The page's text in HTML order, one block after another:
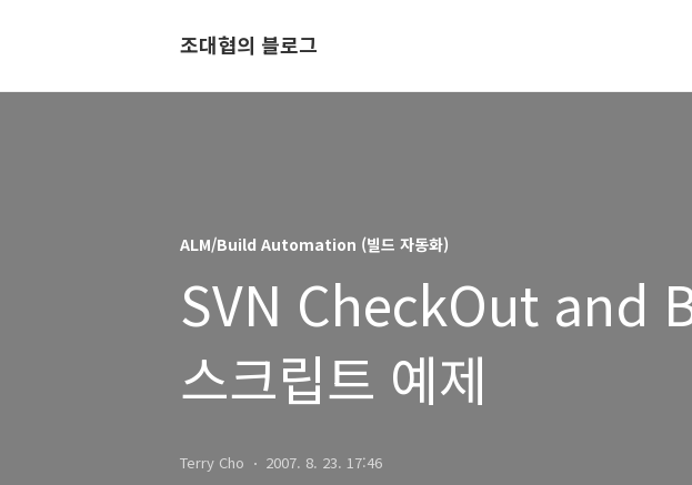
조대협의 블로그
ALM/Build Automation (빌드 자동화)
SVN CheckOut and
스크립트 예제
Terry Cho 2007. 8. 23. 17:46